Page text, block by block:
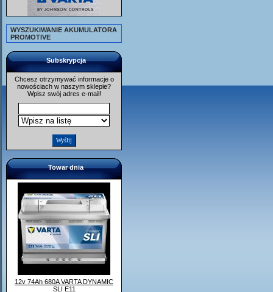
WYSZUKIWANIE AKUMULATORA
PROMOTIVE
Subskrypcja
Chcesz otrzymywać informacje o
nowościach w naszym sklepie?
Wpisz swój adres e-mail!
Towar dnia
12v 74Ah 680A VARTA DYNAMIC
SLI E11